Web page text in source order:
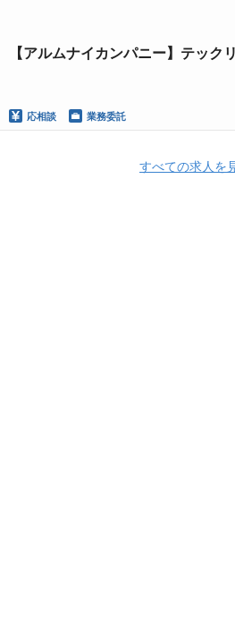
【アルムナイカンパニー】テック
応相談 業務委託
すべての求人を